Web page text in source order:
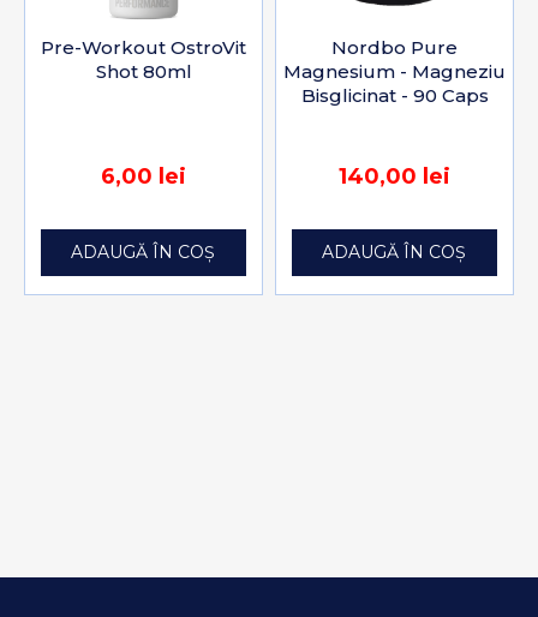
Pre-Workout OstroVit
Shot 80ml
6,00 lei
ADAUGĂ ÎN COȘ
Nordbo Pure
Magnesium - Magneziu
Bisglicinat - 90 Caps
140,00 lei
ADAUGĂ ÎN COȘ